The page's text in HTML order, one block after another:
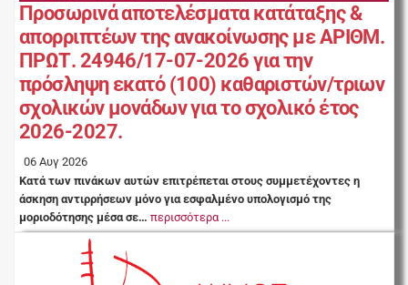
Προσωρινά αποτελέσματα κατάταξης &
απορριπτέων της ανακοίνωσης με ΑΡΙΘΜ.
ΠΡΩΤ. 24946/17-07-2026 για την
πρόσληψη εκατό (100) καθαριστών/τριων
σχολικών μονάδων για το σχολικό έτος
2026-2027.
06 Αυγ 2026
Κατά των πινάκων αυτών επιτρέπεται στους συμμετέχοντες η
άσκηση αντιρρήσεων μόνο για εσφαλμένο υπολογισμό της
μοριοδότησης μέσα σε… περισσότερα ...